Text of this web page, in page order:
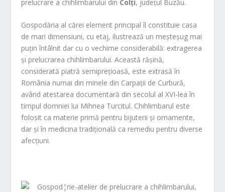
prelucrare a chihlimbarului din Colți, județul Buzău.
Gospodăria al cărei element principal îl constituie casa
de mari dimensiuni, cu etaj, ilustrează un meșteșug mai
puțin întâlnit dar cu o vechime considerabilă: extragerea
și prelucrarea chihlimbarului. Această rășină,
considerată piatră semiprețioasă, este extrasă în
România numai din minele din Carpații de Curbură,
având atestarea documentară din secolul al XVI-lea în
timpul domniei lui Mihnea Turcitul. Chihlimbarul este
folosit ca materie primă pentru bijuterii și ornamente,
dar și în medicina tradițională ca remediu pentru diverse
afecțiuni.